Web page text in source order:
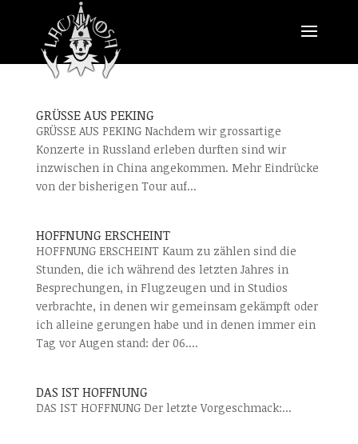
GRÜSSE AUS PEKING
GRÜSSE AUS PEKING Nachdem wir grossartige
Konzerte in Russland erleben durften sind wir
inzwischen in China angekommen. Mehr Eindrücke
von der bisherigen Tour auf...
HOFFNUNG ERSCHEINT
HOFFNUNG ERSCHEINT Kaum zu zählen sind die
Stunden, die ich während des letzten Jahres in
Besprechungen, in Flugzeugen und in Studios
verbrachte, in denen wir gemeinsam gekämpft oder
ich alleine gerungen habe und in denen immer ein
Tag vor Augen stand: der 06....
DAS IST HOFFNUNG
DAS IST HOFFNUNG Der letzte Vorgeschmack:...